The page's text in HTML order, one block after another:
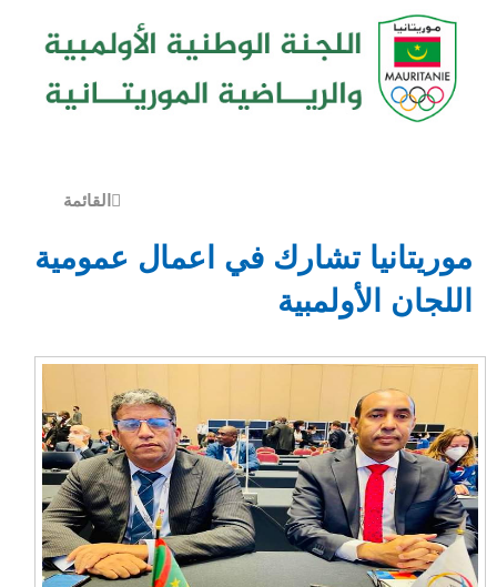
القائمة
تشارك في اعمال عمومية
الأولمبية